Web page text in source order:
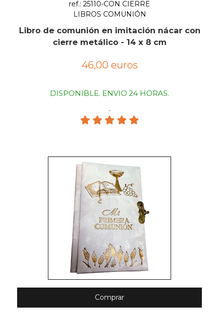
ref.: 25110-CON CIERRE
LIBROS COMUNIÓN
Libro de comunión en imitación nácar con
cierre metálico - 14 x 8 cm
46,00 euros
DISPONIBLE. ENVIO 24 HORAS.
.
Comprar